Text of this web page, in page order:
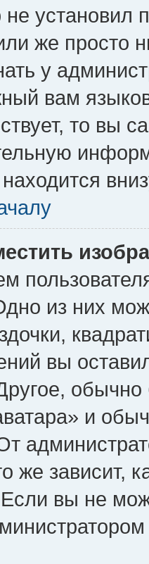
установил
же просто
у
вам
то вы
из них
вы
и
же зависит,
вы не